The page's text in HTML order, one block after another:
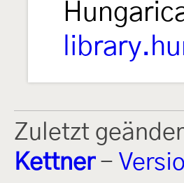
Zuletzt
Kettner-